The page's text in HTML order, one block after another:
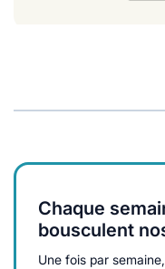
Chaque
bousculent
Une fois par